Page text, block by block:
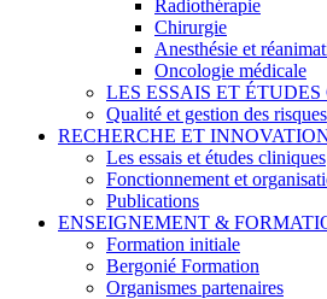
Radiothérapie
Chirurgie
Anesthésie et
Oncologie médicale
LES ESSAIS ET
Qualité et gestion des risques
RECHERCHE ET
Les essais et études cliniques
Fonctionnement et
Publications
ENSEIGNEMENT &
Formation initiale
Bergonié Formation
Organismes partenaires